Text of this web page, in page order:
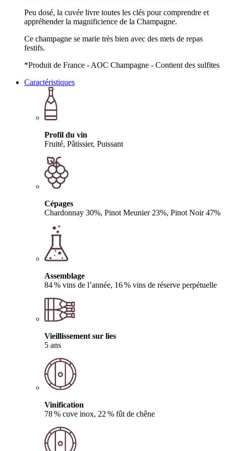
Peu dosé, la cuvée livre toutes les clés pour comprendre et
appréhender la magnificience de la Champagne.
Ce champagne se marie très bien avec des mets de repas
festifs.
*Produit de France - AOC Champagne - Contient des sulfites
Caractéristiques
Profil du vin
Fruité, Pâtissier, Puissant
Cépages
Chardonnay 30%, Pinot Meunier 23%, Pinot Noir 47%
Assemblage
84 % vins de l’année, 16 % vins de réserve perpétuelle
Vieillissement sur lies
5 ans
Vinification
78 % cuve inox, 22 % fût de chêne